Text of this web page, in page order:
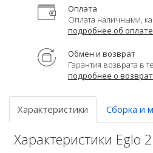
Оплата
Оплата наличными,
подробнее об оплате
Обмен и возврат
Гарантия возврата в
подробнее о
Характеристики Сборка и
Характеристики Eglo